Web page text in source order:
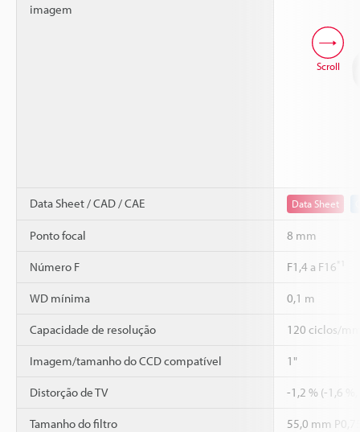
imagem
Data Sheet / CAD / CAE Data Sheet
Ponto focal 8 mm
Número F F1,4 a F16
WD mínima 0,1 m
Capacidade de resolução 120 ciclos/
Imagem/tamanho do CCD compatível 1"
Distorção de TV -1,2 % (-1,6
Tamanho do filtro 55,0 mm
Scroll